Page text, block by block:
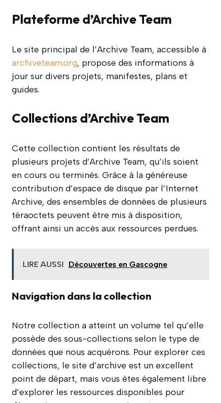
Plateforme d’Archive Team
Le site principal de l’Archive Team, accessible à
archiveteam.org, propose des informations à
jour sur divers projets, manifestes, plans et
guides.
Collections d’Archive Team
Cette collection contient les résultats de
plusieurs projets d’Archive Team, qu’ils soient
en cours ou terminés. Grâce à la généreuse
contribution d’espace de disque par l’Internet
Archive, des ensembles de données de plusieurs
téraoctets peuvent être mis à disposition,
offrant ainsi un accès aux ressources perdues.
LIRE AUSSI Découvertes en Gascogne
Navigation dans la collection
Notre collection a atteint un volume tel qu’elle
possède des sous-collections selon le type de
données que nous acquérons. Pour explorer ces
collections, le site d’archive est un excellent
point de départ, mais vous êtes également libre
d’explorer les ressources disponibles pour